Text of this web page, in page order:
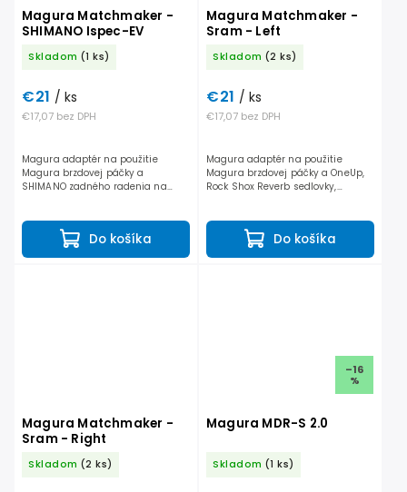
Magura Matchmaker -
SHIMANO Ispec-EV
Skladom (1 ks)
€17,07 bez DPH
€21 / ks
Do košíka
Magura adaptér na použitie
Magura brzdovej páčky a
SHIMANO zadného radenia na
Magura Matchmaker -
Sram - Left
Skladom (2 ks)
€17,07 bez DPH
€21 / ks
Do košíka
Magura adaptér na použitie
Magura brzdovej páčky a OneUp,
Rock Shox Reverb sedlovky,
Magura Matchmaker -
Sram - Right
Skladom (2 ks)
–16
%
Magura MDR-S 2.0
Skladom (1 ks)